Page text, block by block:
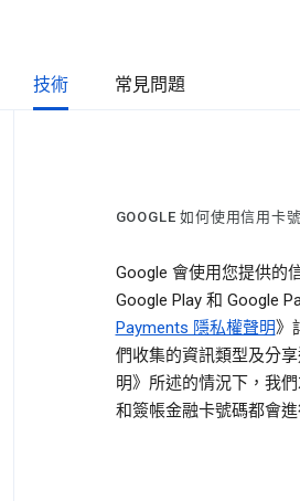
技術 常見問題
GOOGLE 如何使用信用卡
Google 會使用您提供的
Google Play 和 Google
Payments 隱私權聲明》
們收集的資訊類型及分
明》所述的情況下，我
和簽帳金融卡號碼都會